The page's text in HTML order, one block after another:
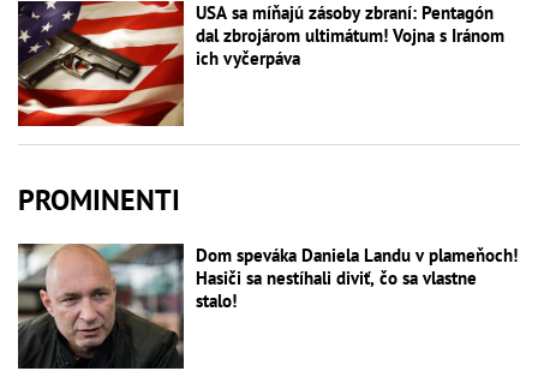
USA sa míňajú zásoby zbraní: Pentagón
dal zbrojárom ultimátum! Vojna s Iránom
ich vyčerpáva
PROMINENTI
Dom speváka Daniela Landu v plameňoch!
Hasiči sa nestíhali diviť, čo sa vlastne
stalo!